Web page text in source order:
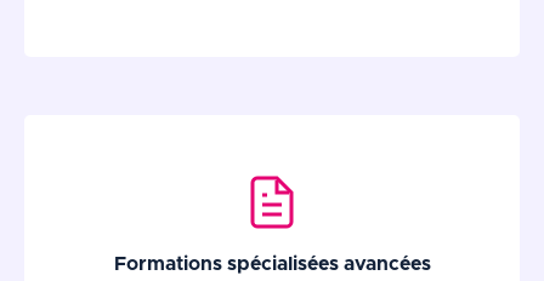
Formations spécialisées avancées